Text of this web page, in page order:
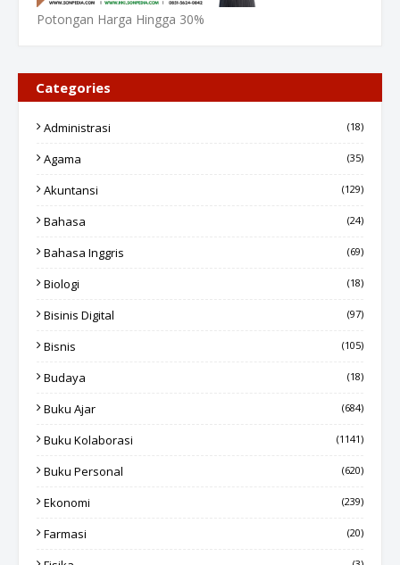
Potongan Harga Hingga 30%
Categories
Administrasi (18)
Agama (35)
Akuntansi (129)
Bahasa (24)
Bahasa Inggris (69)
Biologi (18)
Bisinis Digital (97)
Bisnis (105)
Budaya (18)
Buku Ajar (684)
Buku Kolaborasi (1141)
Buku Personal (620)
Ekonomi (239)
Farmasi (20)